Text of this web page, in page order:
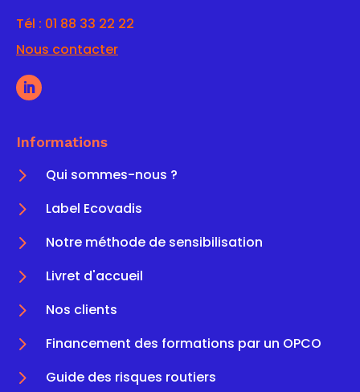
Tél : 01 88 33 22 22
Nous contacter
Informations
5 Qui sommes-nous ?
5 Label Ecovadis
5 Notre méthode de sensibilisation
5 Livret d'accueil
5 Nos clients
5 Financement des formations par un OPCO
5 Guide des risques routiers